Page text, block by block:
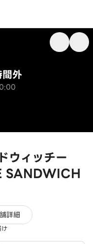
ウィッチー
SANDWICH
外
ュー
詳細